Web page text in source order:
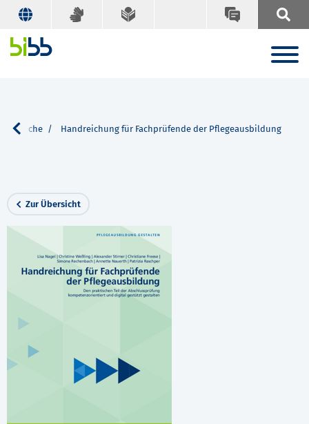
Suche Handreichung für Fachprüfende der Pflegeausbildung
Zur Übersicht